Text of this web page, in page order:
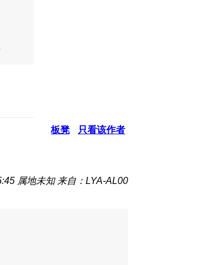
板凳 只看该作者
属地未知 来自：LYA-AL00